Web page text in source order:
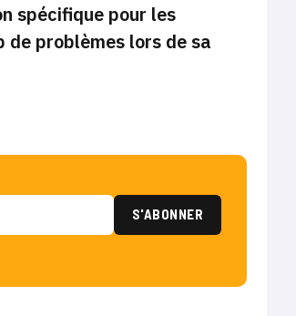
spécifique pour les
de problèmes lors de sa